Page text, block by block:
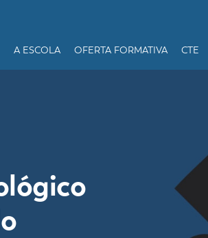
A ESCOLA OFERTA FORMATIVA CTE